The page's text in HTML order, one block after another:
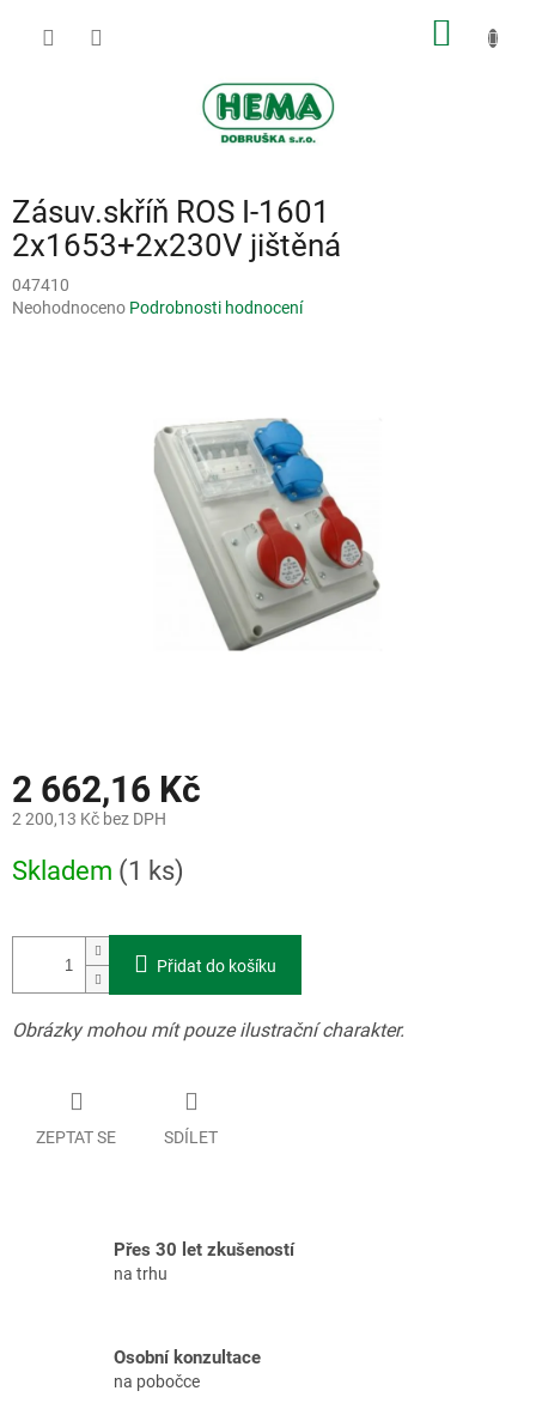
Zásuv.skříň ROS I-1601
2x1653+2x230V jištěná
047410
Průměrné
Neohodnoceno Podrobnosti hodnocení
2 662,16 Kč
2 200,13 Kč bez DPH
cena:
Skladem (1 ks)
Přidat do košíku
Obrázky mohou mít pouze ilustrační charakter.
ZEPTAT SE SDÍLET
Přes 30 let zkušeností
na trhu
Osobní konzultace
na pobočce